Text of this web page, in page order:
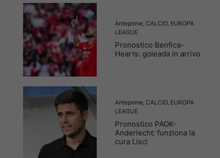
Anteprime CALCIO, EUROPA
LEAGUE
Pronostico Benfica-
Hearts: goleada in arrivo
Anteprime CALCIO, EUROPA
LEAGUE
Pronostico PAOK-
Anderlecht: funziona la
cura Lisci